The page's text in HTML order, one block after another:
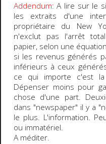
Addendum: A lire sur le
les extraits d'une
propriétaire du New
n'exclut pas l'arrêt
papier, selon une
si les revenus générés
inférieurs à ceux
ce qui importe c'est
Dépenser moins pour
chose d'une part.
dans "newspaper" il y a
le plus. L'information.
ou immatériel.
A méditer.